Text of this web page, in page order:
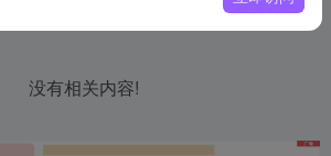
没有相关内容!